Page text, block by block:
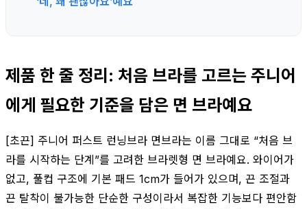
제품 한 줄 정리: 처음 브라를 고르는 주니어
에게 필요한 기준을 담은 면 브라예요
[초끈] 주니어 퍼스트 런닝브라 면브라는 이름 그대로 “처음 브
라를 시작하는 단계”를 고려한 브라렛형 면 브라예요. 와이어가
없고, 풀컵 구조에 기본 패드 1cm가 들어가 있으며, 끈 조절과
끈 탈착이 불가능한 단순한 구성이라서 복잡한 기능보다 편안함